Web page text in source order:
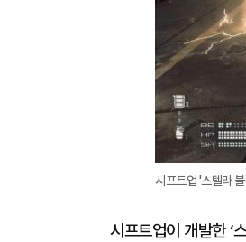
시프트업 '스텔라
시프트업이 개발한 ‘